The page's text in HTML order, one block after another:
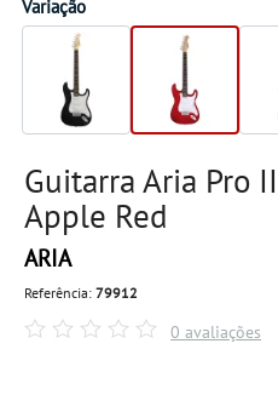
Variação
Guitarra Aria Pro
Apple Red
ARIA
Referência: 79912
0 avaliações